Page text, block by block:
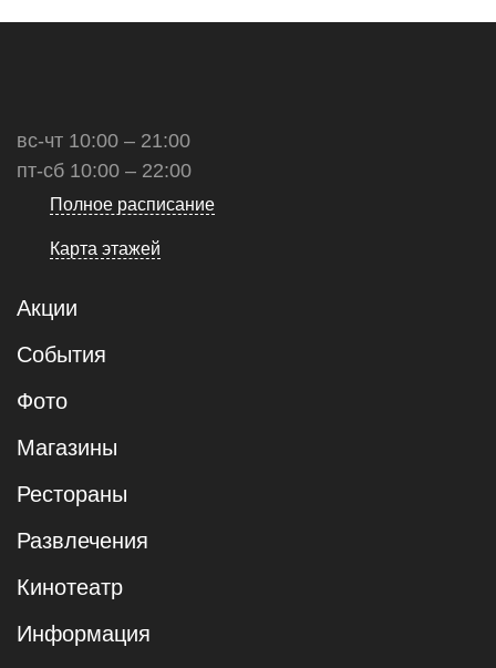
вс-чт 10:00 – 21:00
пт-сб 10:00 – 22:00
Полное расписание
Карта этажей
Акции
События
Фото
Магазины
Рестораны
Развлечения
Кинотеатр
Информация